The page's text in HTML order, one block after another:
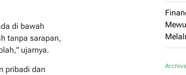
di bawah
tanpa sarapan,
ujarnya.
pribadi dan